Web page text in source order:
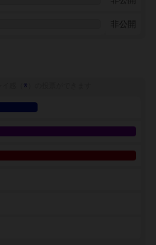
非公開
※